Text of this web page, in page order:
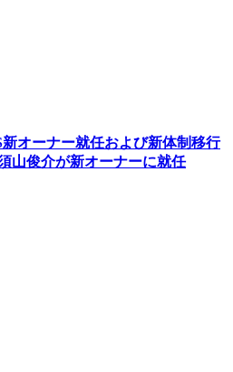
オーナー就任および新体制移行
山俊介が新オーナーに就任